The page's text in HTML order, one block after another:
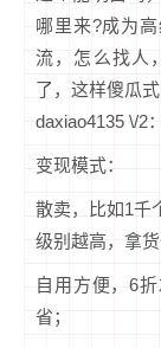
哪里来?成为
流，怎么找人
了，这样傻瓜
daxiao4135 \/2
变现模式：
散卖，比如1千
级别越高，拿货
自用方便，6
省；